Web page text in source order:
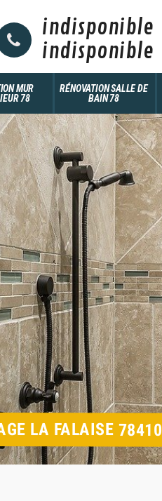
indisponible
indisponible
MUR
78
RÉNOVATION SALLE DE
BAIN 78
LA FALAISE 78410